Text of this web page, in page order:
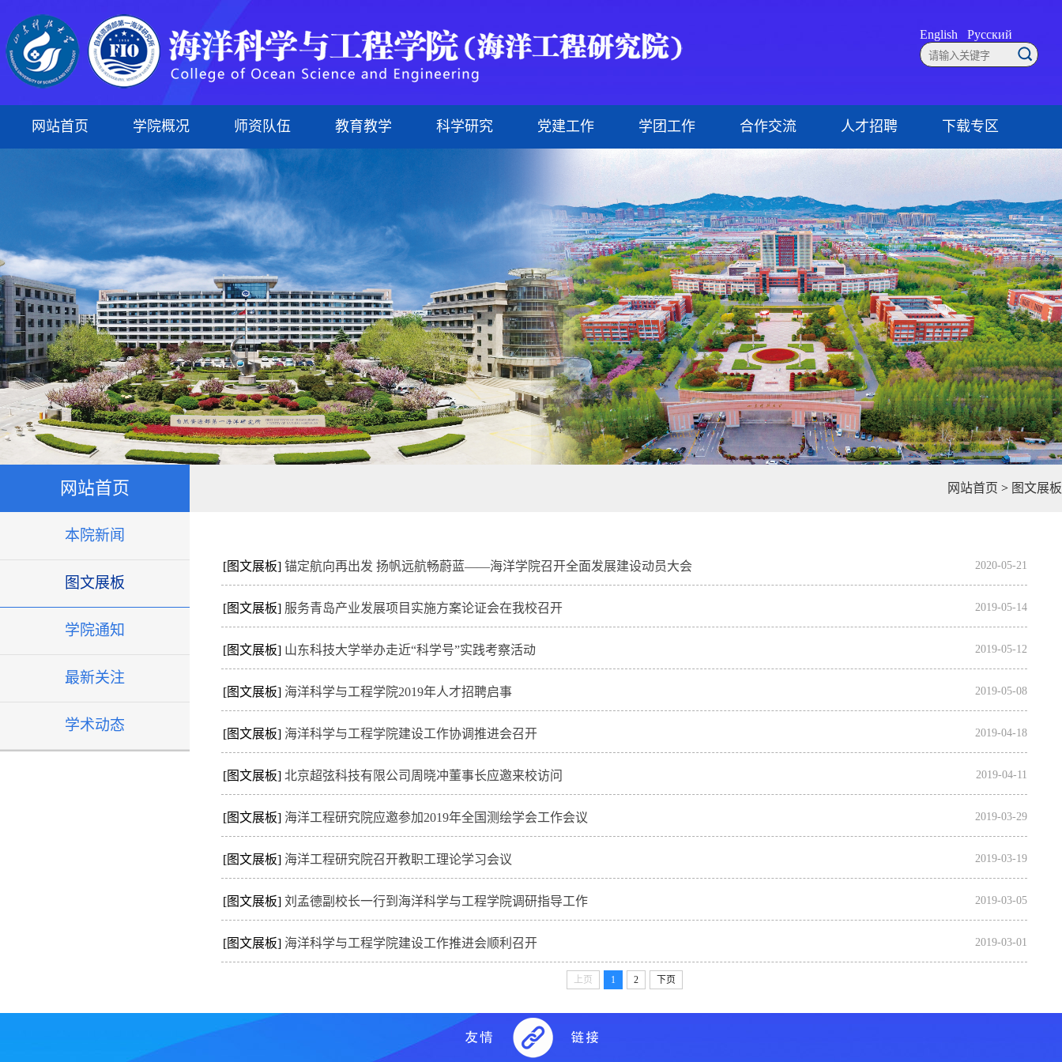
English Русский
网站首页 学院概况
学院简介 组织机构 治理结构 联系方式
师资队伍
专任教师 外聘教师 研究生导师
教育教学
本科生
科学研究
科研平台 科研成果
党建工作
组织建设 网上党校 制度建设
学团工作
蓝菁学苑 科技海洋 悦动海洋 就业创业
合作交流 人才招聘 下载专区
本科生教育 行政文件
网站首页 网站首页 > 图文展板
本院新闻
图文展板
学院通知
最新关注
学术动态
[图文展板] 锚定航向再出发 扬帆远航畅蔚蓝——海洋学院召开全面发展建设动员大会 2020-05-21
[图文展板] 服务青岛产业发展项目实施方案论证会在我校召开 2019-05-14
[图文展板] 山东科技大学举办走近“科学号”实践考察活动 2019-05-12
[图文展板] 海洋科学与工程学院2019年人才招聘启事 2019-05-08
[图文展板] 海洋科学与工程学院建设工作协调推进会召开 2019-04-18
[图文展板] 北京超弦科技有限公司周晓冲董事长应邀来校访问 2019-04-11
[图文展板] 海洋工程研究院应邀参加2019年全国测绘学会工作会议 2019-03-29
[图文展板] 海洋工程研究院召开教职工理论学习会议 2019-03-19
[图文展板] 刘孟德副校长一行到海洋科学与工程学院调研指导工作 2019-03-05
[图文展板] 海洋科学与工程学院建设工作推进会顺利召开 2019-03-01
上页 1 2 下页